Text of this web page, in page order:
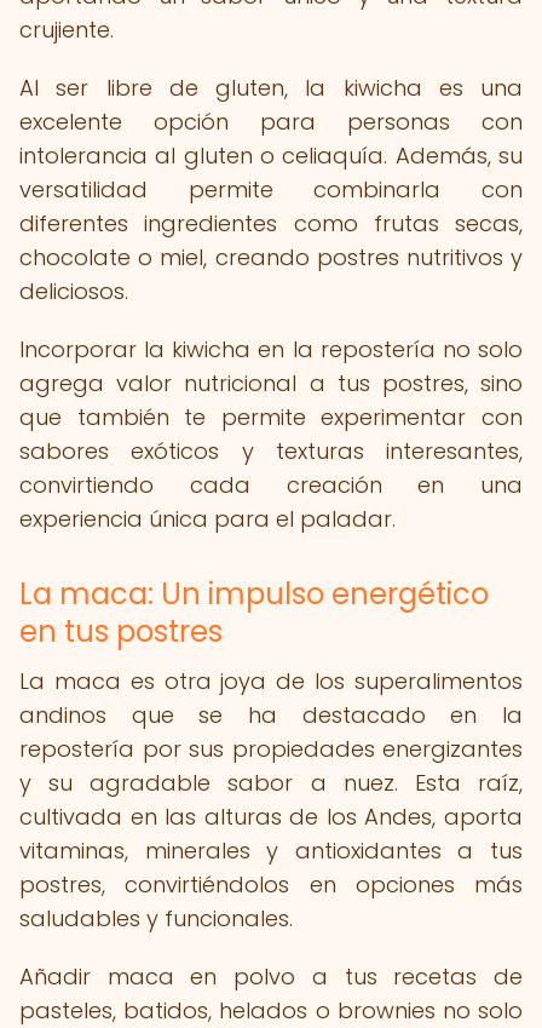
crujiente.
Al ser libre de gluten, la kiwicha es una
excelente opción para personas con
intolerancia al gluten o celiaquía. Además, su
versatilidad permite combinarla con
diferentes ingredientes como frutas secas,
chocolate o miel, creando postres nutritivos y
deliciosos.
Incorporar la kiwicha en la repostería no solo
agrega valor nutricional a tus postres, sino
que también te permite experimentar con
sabores exóticos y texturas interesantes,
convirtiendo cada creación en una
experiencia única para el paladar.
La maca: Un impulso energético
en tus postres
La maca es otra joya de los superalimentos
andinos que se ha destacado en la
repostería por sus propiedades energizantes
y su agradable sabor a nuez. Esta raíz,
cultivada en las alturas de los Andes, aporta
vitaminas, minerales y antioxidantes a tus
postres, convirtiéndolos en opciones más
saludables y funcionales.
Añadir maca en polvo a tus recetas de
pasteles, batidos, helados o brownies no solo